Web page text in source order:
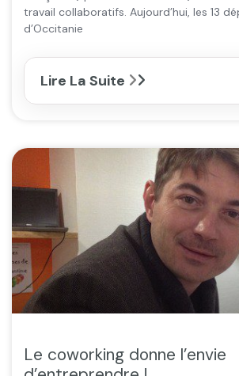
travail collaboratifs. Aujourd’hui, les 13
d’Occitanie
Lire La Suite
Le coworking donne l’envie